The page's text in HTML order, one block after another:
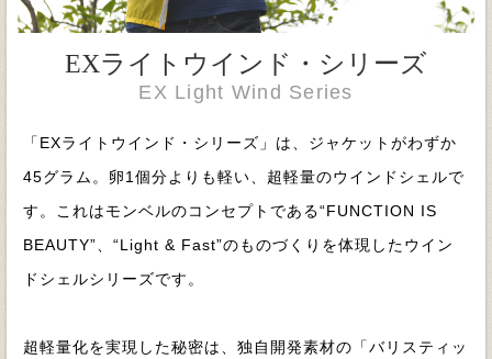
EXライトウインド・シリーズ
EX Light Wind Series
「EXライトウインド・シリーズ」は、ジャケットがわずか
45グラム。卵1個分よりも軽い、超軽量のウインドシェルで
す。これはモンベルのコンセプトである“FUNCTION IS
BEAUTY”、“Light & Fast”のものづくりを体現したウイン
ドシェルシリーズです。
超軽量化を実現した秘密は、独自開発素材の「バリスティッ